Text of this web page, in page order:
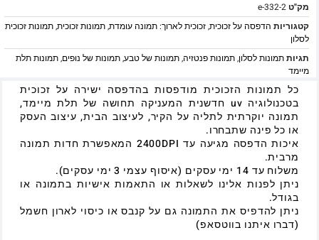
מק"טe-332-2
קטגוריות הדפסה על זכוכית,זכוכית לארוך: תמונה עומדת,תמונות זכוכית,תמונות זכוכית
לסלון
תגיותתמונות לסלון,תמונות פנטזיה,תמונות של טבע,תמונות של נופים,תמונות תלת
מיימד
כל תמונות הזכוכית מודפסות בהדפסה ישירה על זכוכית
בטכנולוגיה uv חדשנית המעניקה תחושה של תלת מיימד,
תמונה יוקרתית לתליה על הקיר, לעיצוב הבית, עיצוב העסק
או כל פינה שתבחרו.
איכות הדפסה מגיעה עד 2400DPI המאפשרת חדות תמונה
מרבית.
משלוח עד 14 ימי עסקים (איסוף עצמי 3 ימי עסקים).
ניתן לפנות אלינו לשאלות או התאמות אישיות בתמונה או
בגודל.
ניתן להדפיס את התמונה גם על קנבס או כיסוי לארון חשמל
(דברו איתנו בווטסאפ)